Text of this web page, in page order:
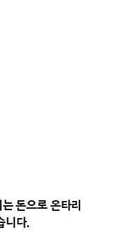
돈으로 온타리
니다.